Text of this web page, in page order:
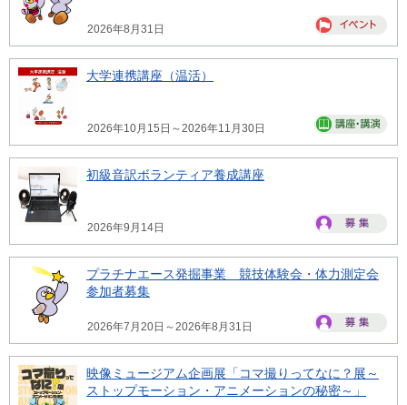
2026年8月31日
大学連携講座（温活）
2026年10月15日～2026年11月30日
初級音訳ボランティア養成講座
2026年9月14日
プラチナエース発掘事業 競技体験会・体力測定会
参加者募集
2026年7月20日～2026年8月31日
映像ミュージアム企画展「コマ撮りってなに？展～
ストップモーション・アニメーションの秘密～」